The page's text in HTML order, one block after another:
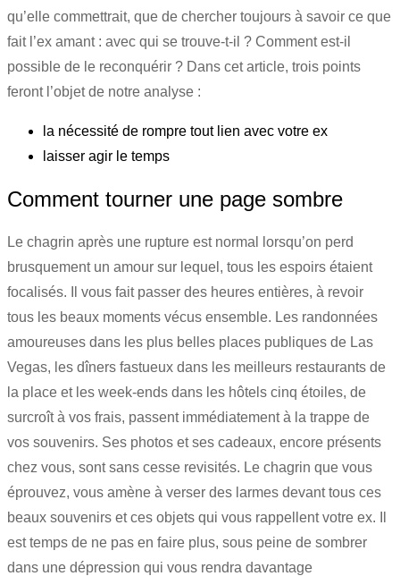
qu’elle commettrait, que de chercher toujours à savoir ce que
fait l’ex amant : avec qui se trouve-t-il ? Comment est-il
possible de le reconquérir ? Dans cet article, trois points
feront l’objet de notre analyse :
la nécessité de rompre tout lien avec votre ex
laisser agir le temps
Comment tourner une page sombre
Le chagrin après une rupture est normal lorsqu’on perd
brusquement un amour sur lequel, tous les espoirs étaient
focalisés. Il vous fait passer des heures entières, à revoir
tous les beaux moments vécus ensemble. Les randonnées
amoureuses dans les plus belles places publiques de Las
Vegas, les dîners fastueux dans les meilleurs restaurants de
la place et les week-ends dans les hôtels cinq étoiles, de
surcroît à vos frais, passent immédiatement à la trappe de
vos souvenirs. Ses photos et ses cadeaux, encore présents
chez vous, sont sans cesse revisités. Le chagrin que vous
éprouvez, vous amène à verser des larmes devant tous ces
beaux souvenirs et ces objets qui vous rappellent votre ex. Il
est temps de ne pas en faire plus, sous peine de sombrer
dans une dépression qui vous rendra davantage